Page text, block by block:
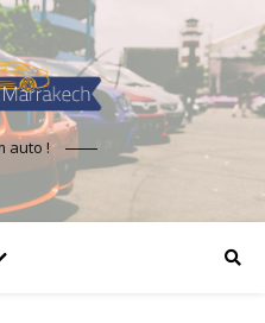
auto !